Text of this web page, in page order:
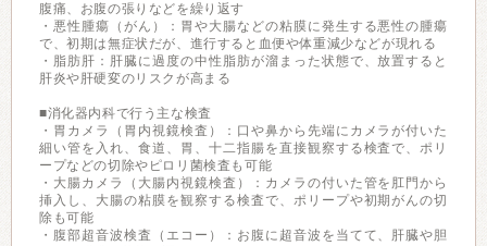
腹痛、お腹の張りなどを繰り返す
・悪性腫瘍（がん）：胃や大腸などの粘膜に発生する悪性の腫瘍
で、初期は無症状だが、進行すると血便や体重減少などが現れる
・脂肪肝：肝臓に過度の中性脂肪が溜まった状態で、放置すると
肝炎や肝硬変のリスクが高まる
■消化器内科で行う主な検査
・胃カメラ（胃内視鏡検査）：口や鼻から先端にカメラが付いた
細い管を入れ、食道、胃、十二指腸を直接観察する検査で、ポリ
ープなどの切除やピロリ菌検査も可能
・大腸カメラ（大腸内視鏡検査）：カメラの付いた管を肛門から
挿入し、大腸の粘膜を観察する検査で、ポリープや初期がんの切
除も可能
・腹部超音波検査（エコー）：お腹に超音波を当てて、肝臓や胆